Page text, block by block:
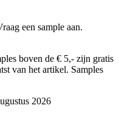
een sample aan.
boven de € 5,- zijn gratis
van het artikel. Samples
2026